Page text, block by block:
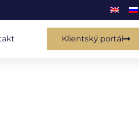
Klientský portál